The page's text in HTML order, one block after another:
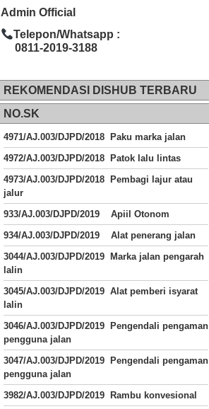
Admin Official
Telepon/Whatsapp :
0811-2019-3188
REKOMENDASI DISHUB TERBARU
NO.SK
4971/AJ.003/DJPD/2018 Paku marka jalan
4972/AJ.003/DJPD/2018 Patok lalu lintas
4973/AJ.003/DJPD/2018
Pembagi lajur atau
jalur
933/AJ.003/DJPD/2019 Apiil Otonom
934/AJ.003/DJPD/2019 Alat penerang jalan
3044/AJ.003/DJPD/2019 Marka jalan pengarah
lalin
3045/AJ.003/DJPD/2019 Alat pemberi isyarat
lalin
3046/AJ.003/DJPD/2019 Pengendali pengaman
pengguna jalan
3047/AJ.003/DJPD/2019 Pengendali pengaman
pengguna jalan
3982/AJ.003/DJPD/2019 Rambu konvesional